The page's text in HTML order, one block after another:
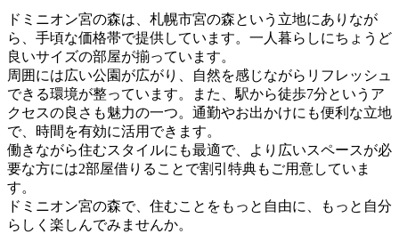
ドミニオン宮の森は、札幌市宮の森という立地にありなが
ら、手頃な価格帯で提供しています。一人暮らしにちょうど
良いサイズの部屋が揃っています。
周囲には広い公園が広がり、自然を感じながらリフレッシュ
できる環境が整っています。また、駅から徒歩7分というア
クセスの良さも魅力の一つ。通勤やお出かけにも便利な立地
で、時間を有効に活用できます。
働きながら住むスタイルにも最適で、より広いスペースが必
要な方には2部屋借りることで割引特典もご用意していま
す。
ドミニオン宮の森で、住むことをもっと自由に、もっと自分
らしく楽しんでみませんか。